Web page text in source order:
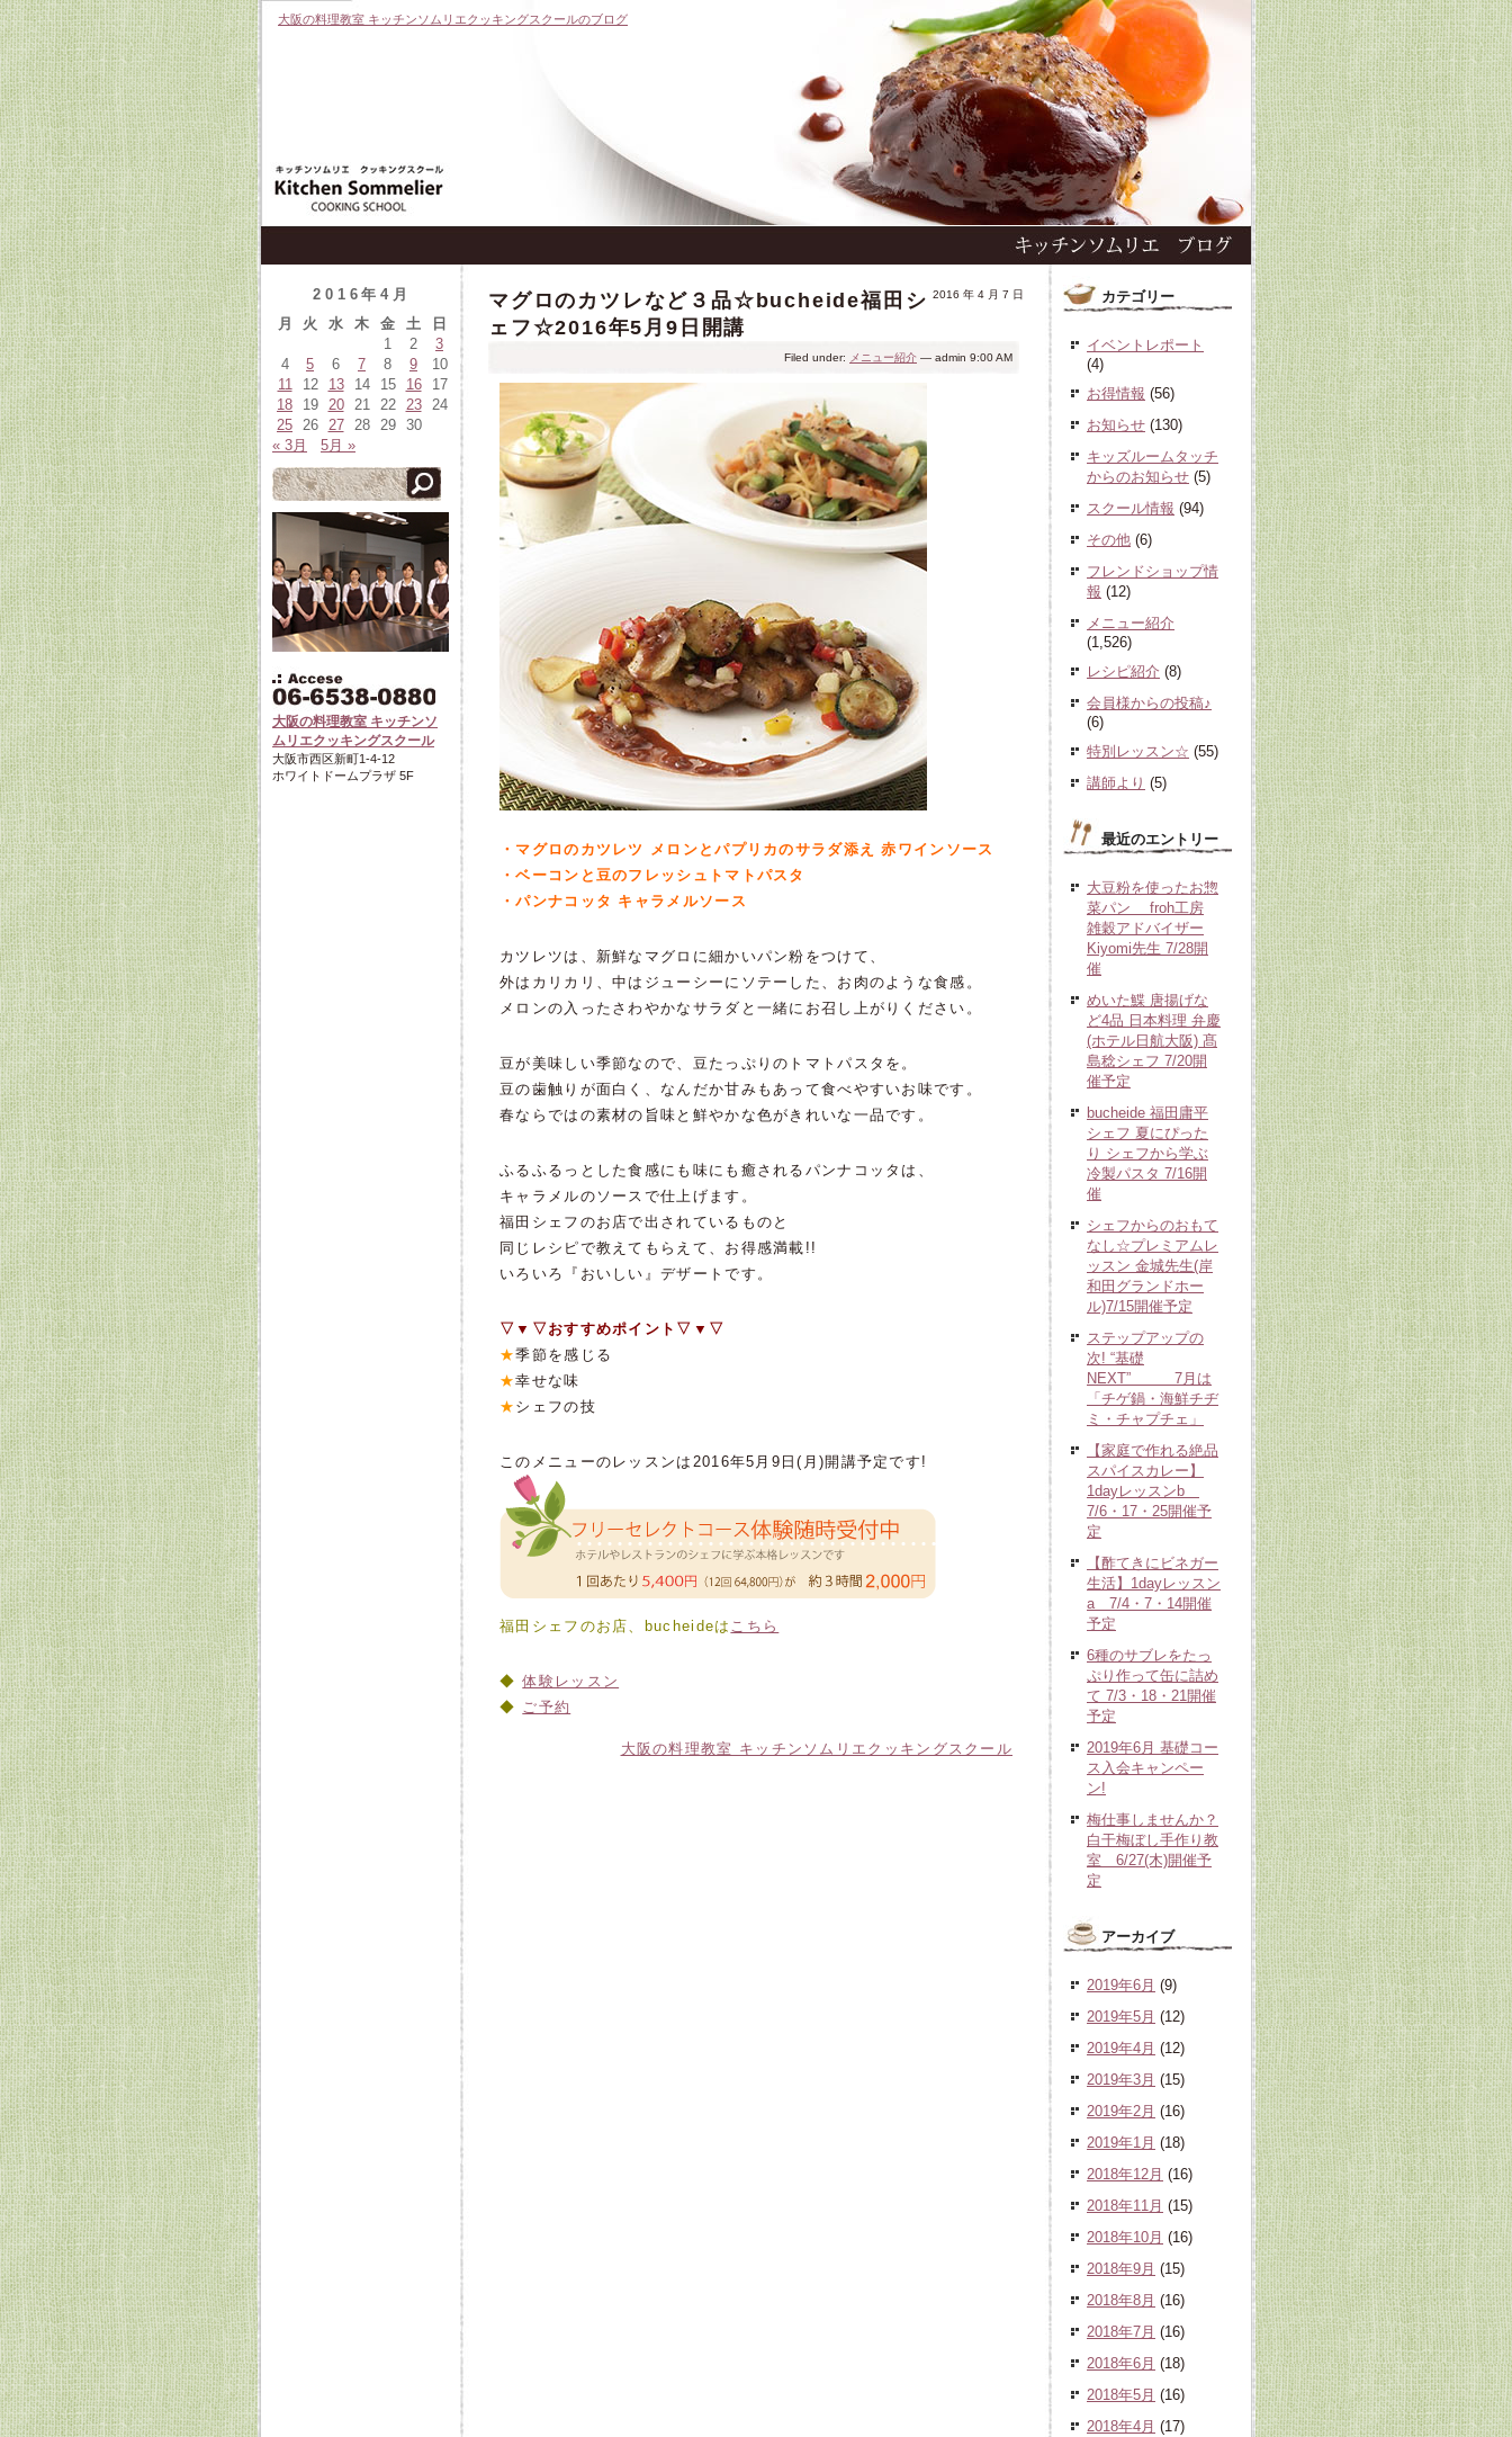
大阪の料理教室 キッチンソムリエクッキングスクールのブログ
2016 年 4 月 7 日
マグロのカツレなど３品☆bucheide福田シ
ェフ☆2016年5月9日開講
Filed under: メニュー紹介 — admin 9:00 AM
・マグロのカツレツ メロンとパプリカのサラダ添え 赤ワインソース
・ベーコンと豆のフレッシュトマトパスタ
・パンナコッタ キャラメルソース
カツレツは、新鮮なマグロに細かいパン粉をつけて、
外はカリカリ、中はジューシーにソテーした、お肉のような食感。
メロンの入ったさわやかなサラダと一緒にお召し上がりください。
豆が美味しい季節なので、豆たっぷりのトマトパスタを。
豆の歯触りが面白く、なんだか甘みもあって食べやすいお味です。
春ならではの素材の旨味と鮮やかな色がきれいな一品です。
ふるふるっとした食感にも味にも癒されるパンナコッタは、
キャラメルのソースで仕上げます。
福田シェフのお店で出されているものと
同じレシピで教えてもらえて、お得感満載!!
いろいろ『おいしい』デザートです。
▽▼▽おすすめポイント▽▼▽
★季節を感じる
★幸せな味
★ シェフの技
このメニューのレッスンは2016年5月9日(月)開講予定です!
福田シェフのお店、bucheideは こちら
体験レッスン
ご予約
大阪の料理教室 キッチンソムリエクッキングスクール
2016年4月
月
火 水 木 金 土
日
1
2
3
4
5 6 7 8 9
10
11
12 13 14 15 16
17
18
19 20 21 22 23
24
25 26 27 28 29
30
« 3月
5月 »
大阪の料理教室 キッチンソ
ムリエクッキングスクール
大阪市西区新町1-4-12
ホワイトドームプラザ 5F
カテゴリー
イベントレポート
(4)
お得情報 (56)
お知らせ (130)
キッズルームタッチ
からのお知らせ (5)
スクール情報 (94)
その他 (6)
フレンドショップ情
報 (12)
メニュー紹介
(1,526)
レシピ紹介 (8)
会員様からの投稿♪
(6)
特別レッスン☆ (55)
講師より (5)
最近のエントリー
大豆粉を使ったお惣
菜パン froh工房
雑穀アドバイザー
Kiyomi先生 7/28開
催
めいた鰈 唐揚げな
ど4品 日本料理 弁慶
(ホテル日航大阪) 髙
島稔シェフ 7/20開
催予定
bucheide 福田庸平
シェフ 夏にぴった
り シェフから学ぶ
冷製パスタ 7/16開
催
シェフからのおもて
なし☆プレミアムレ
ッスン 金城先生(岸
和田グランドホー
ル)7/15開催予定
ステップアップの
次! “基礎
NEXT” 7月は
「チゲ鍋・海鮮チヂ
ミ・チャプチェ」
【家庭で作れる絶品
スパイスカレー】
1dayレッスンb
7/6・17・25開催予
定
【酢てきにビネガー
生活】1dayレッスン
a 7/4・7・14開催
予定
6種のサブレをたっ
ぷり作って缶に詰め
て 7/3・18・21開催
予定
2019年6月 基礎コー
ス入会キャンペー
ン!
梅仕事しませんか？
白干梅ぼし手作り教
室 6/27(木)開催予
定
アーカイブ
2019年6月 (9)
2019年5月 (12)
2019年4月 (12)
2019年3月 (15)
2019年2月 (16)
2019年1月 (18)
2018年12月 (16)
2018年11月 (15)
2018年10月 (16)
2018年9月 (15)
2018年8月 (16)
2018年7月 (16)
2018年6月 (18)
2018年5月 (16)
2018年4月 (17)